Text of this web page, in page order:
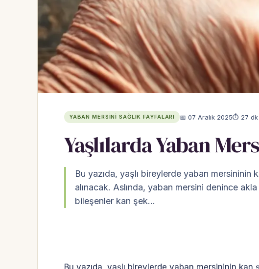
YABAN MERSINI SAĞLIK FAYFALARI 📅 07 Aralık 2025⏱ 27 dk
Yaşlılarda Yaban
Bu yazıda, yaşlı bireylerde yaban
alınacak. Aslında, yaban mersini denince
bileşenler kan şek…
Bu yazıda, yaşlı bireylerde yaban mersininin